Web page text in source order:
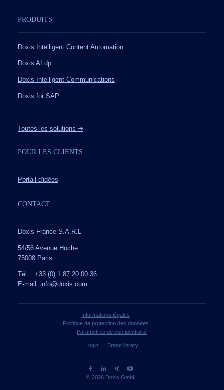
PRODUITS
Doxis Intelligent Content Automation
Doxis AI.dp
Doxis Intelligent Communications
Doxis for SAP
Toutes les solutions ➔
POUR LES CLIENTS
Portail d'idées
CONTACT
Doxis France S.A.R.L
54/56 Avenue Hoche
75008 Paris
Tél. : +33 (0) 1 87 20 00 36
E-mail: info@doxis.com
Informations légales
Politique de protection des données
Paramètres de confidentialité
Login Brand library
© 2026 Doxis GmbH